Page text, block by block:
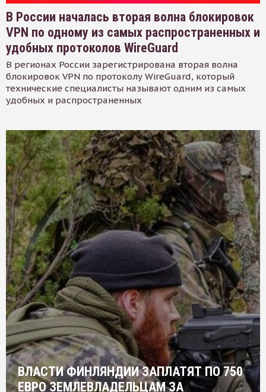
В России началась вторая волна блокировок
VPN по одному из самых распространенных и
удобных протоколов WireGuard
В регионах России зарегистрирована вторая волна
блокировок VPN по протоколу WireGuard, который
технические специалисты называют одним из самых
удобных и распространенных
ВЛАСТИ ФИНЛЯНДИИ ЗАПЛАТЯТ ПО 750
ЕВРО ЗЕМЛЕВЛАДЕЛЬЦАМ ЗА